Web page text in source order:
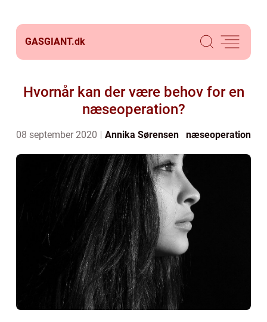
GASGIANT.dk
Hvornår kan der være behov for en
næseoperation?
08 september 2020 Annika Sørensen næseoperation